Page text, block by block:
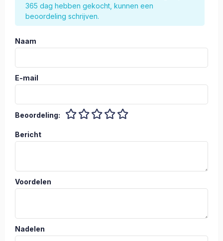
365 dag hebben gekocht, kunnen een
beoordeling schrijven.
Naam
E-mail
Beoordeling:
Bericht
Voordelen
Nadelen